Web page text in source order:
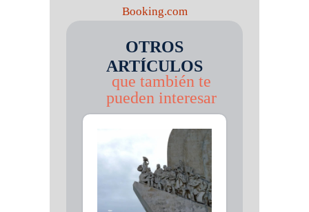
Booking.com
OTROS
ARTÍCULOS
que también te
pueden interesar